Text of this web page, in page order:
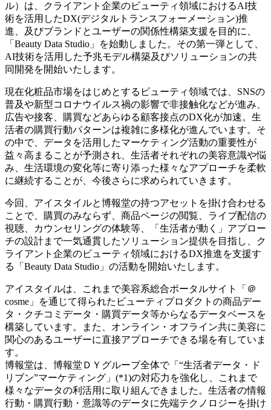
ル）は、クライアント企業のビューティ領域におけるAI技
術を活用したDX(デジタルトランスフォーメーション)推
進、及びブランドとユーザーの関係性構築支援を目的に、
「Beauty Data Studio」を始動しました。その第一弾として、
AI技術を活用した予兆モデル構築及びソリューションの共
同開発を開始いたします。
現在化粧品市場をはじめとするビューティ領域では、SNSの
普及や新型コロナウイルス禍の影響で非接触化などが進み、
広告や接客、購買などあらゆる顧客接点のDX化が加速。生
活者の購買行動パターンは複雑に多様化が進んでいます。そ
の中で、データを活用したマーケティング活動の重要性が
益々高まることが予測され、生活者それぞれの美容意識や悩
み、生活環境の変化等に寄り添った様々なアプローチを柔軟
に継続することが、今後さらに求められていきます。
今回、アイスタイルと博報堂の持つアセットを掛け合わせる
ことで、購買のみならず、商品ページの閲覧、ライブ配信の
視聴、カウンセリングの体験等、「生活者が動く」アプロー
チの設計まで一気通貫したソリューション提供を目指し、ク
ライアント企業のビューティ領域におけるDX推進を支援す
る「Beauty Data Studio」の活動を開始いたします。
アイスタイルは、これまで美容系総合ポータルサイト「＠
cosme」を通じて得られたビューティプロダクトの商品デー
タ・クチコミデータ・購買データ等からなるデータベースを
構築しています。また、オンライン・オフライン共に美容に
関心のあるユーザーに直接アプローチできる場を有していま
す。
博報堂は、博報堂ＤＹグループ全体で「“生活者データ・ド
リブン”マーケティング」(*1)の対応力を強化し、これまで
様々なデータの利活用に取り組んできました。生活者の情報
行動・購買行動・意識等のデータに先端テクノロジーを掛け